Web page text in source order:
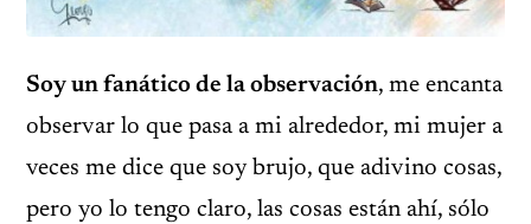
Soy un fanático de la observación, me encanta
observar lo que pasa a mi alrededor, mi mujer a
veces me dice que soy brujo, que adivino cosas,
pero yo lo tengo claro, las cosas están ahí, sólo